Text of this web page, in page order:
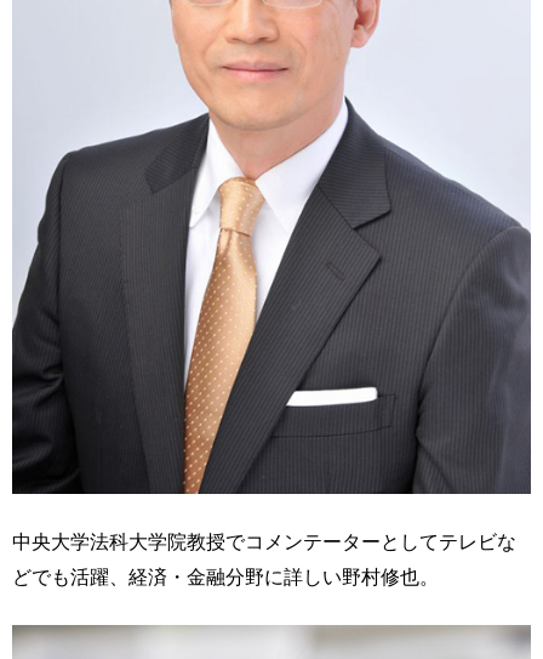
中央大学法科大学院教授でコメンテーターとしてテレビな
どでも活躍、経済・金融分野に詳しい野村修也。